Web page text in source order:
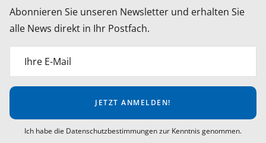
Abonnieren Sie unseren Newsletter und erhalten Sie
alle News direkt in Ihr Postfach.
Ihre E-Mail
JETZT ANMELDEN!
Ich habe die Datenschutzbestimmungen zur Kenntnis genommen.